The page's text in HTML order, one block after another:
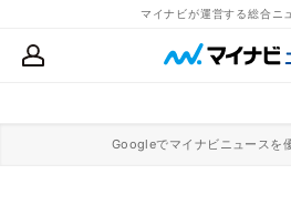
マイナビが運営する総合ニ
Googleでマイナビニュースを